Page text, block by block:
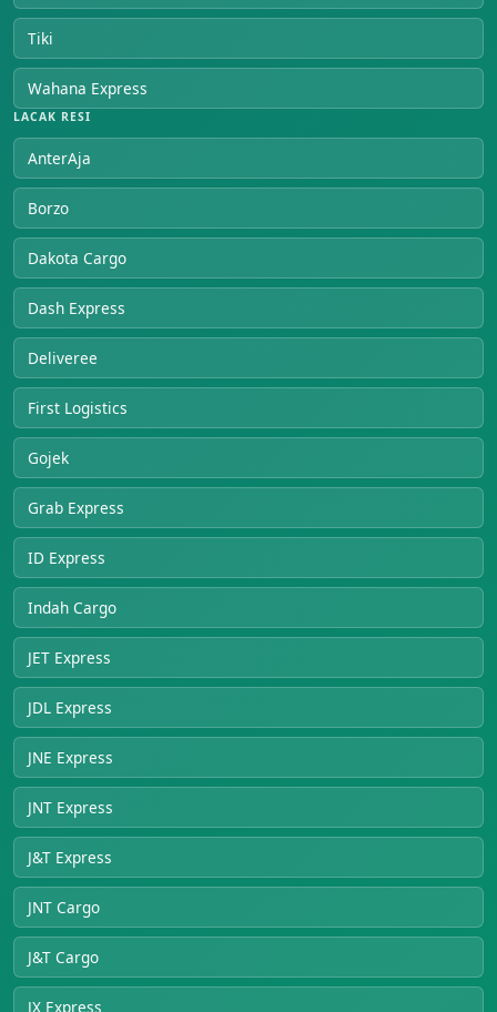
Tiki
Wahana Express
LACAK RESI
AnterAja
Borzo
Dakota Cargo
Dash Express
Deliveree
First Logistics
Gojek
Grab Express
ID Express
Indah Cargo
JET Express
JDL Express
JNE Express
JNT Express
J&T Express
JNT Cargo
J&T Cargo
JX Express